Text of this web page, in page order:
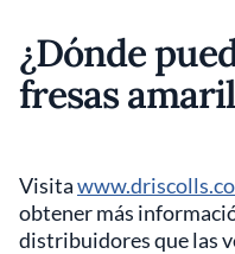
¿Dónde
fresas
Visita
obtener más
distribuidores que las